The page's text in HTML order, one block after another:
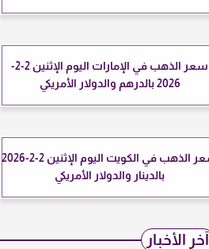
سعر الذهب في الإمارات اليوم الإثنين 2-2-
2026 بالدرهم والدولار الأمريكي
سعر الذهب في الكويت اليوم الإثنين 2-2-2026
بالدينار والدولار الأمريكي
آخر الأخبار